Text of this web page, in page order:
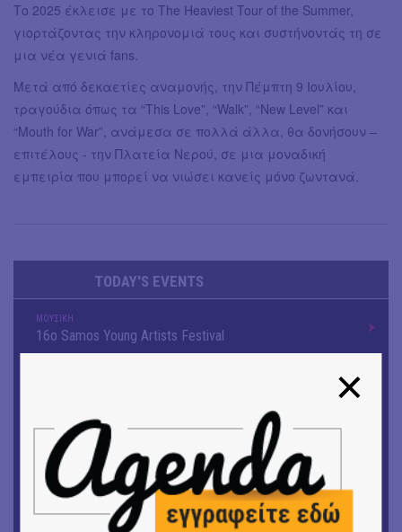
Το 2025 έκλεισε με το The Heaviest Tour of the Summer,
γιορτάζοντας την κληρονομιά τους και συστήνοντάς τη σε
μια νέα γενιά fans.
Μετά από δεκαετίες αναμονής, την Πέμπτη 9 Ιουλίου,
τραγούδια όπως τα “This Love”, “Walk”, “New Level” και
“Mouth for War”, ανάμεσα σε πολλά άλλα, θα δονήσουν –
επιτέλους - την Πλατεία Νερού, σε μια μοναδική
εμπειρία που μπορεί να νιώσει κανείς μόνο ζωντανά.
TODAY'S EVENTS
ΜΟΥΣΙΚΗ
16o Samos Young Artists Festival
ΜΟΥΣΙΚΗ
Το 6ο Kournos Music Festival στη Λήμνο
ΘΕΑΤΡΟ / ΧΟΡΟΣ
«ΑΗ ΛΑΟΣ» | Ένα σκηνικό ρέκβιεμ για την ήττα ενός